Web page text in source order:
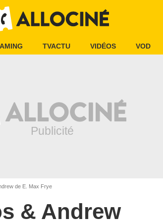
TVACTU VIDÉOS VOD
de E. Max Frye
& Andrew